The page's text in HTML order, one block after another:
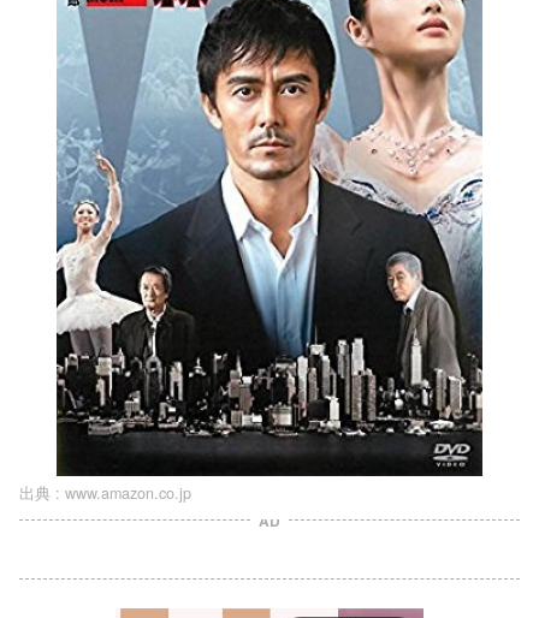
出典 : www.amazon.co.jp
AD